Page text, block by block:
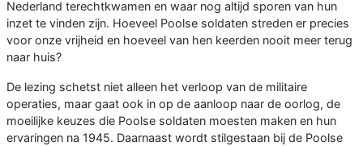
Nederland terechtkwamen en waar nog altijd sporen van hun
inzet te vinden zijn. Hoeveel Poolse soldaten streden er precies
voor onze vrijheid en hoeveel van hen keerden nooit meer terug
naar huis?
De lezing schetst niet alleen het verloop van de militaire
operaties, maar gaat ook in op de aanloop naar de oorlog, de
moeilijke keuzes die Poolse soldaten moesten maken en hun
ervaringen na 1945. Daarnaast wordt stilgestaan bij de Poolse